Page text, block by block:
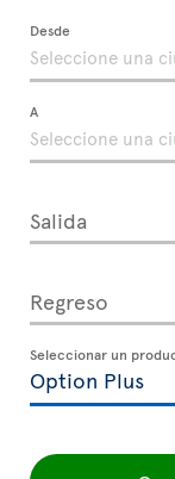
Desde
A
Salida
Regreso
Seleccionar un